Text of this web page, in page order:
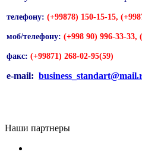
телефону: (+99878) 150-15-15,
моб/телефону: (+998 90) 996-33-33,
факс: (+99871) 268-02-95(59)
e-mail:
Наши партнеры